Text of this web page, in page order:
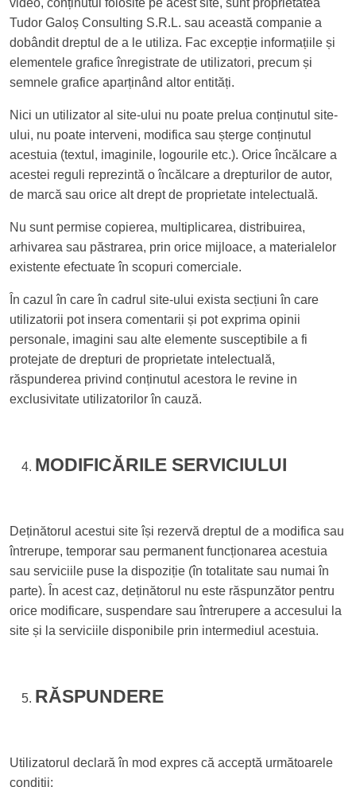
video, conținutul folosite pe acest site, sunt proprietatea
Tudor Galoș Consulting S.R.L. sau această companie a
dobândit dreptul de a le utiliza. Fac excepție informațiile și
elementele grafice înregistrate de utilizatori, precum și
semnele grafice aparținând altor entități.
Nici un utilizator al site-ului nu poate prelua conținutul site-
ului, nu poate interveni, modifica sau șterge conținutul
acestuia (textul, imaginile, logourile etc.). Orice încălcare a
acestei reguli reprezintă o încălcare a drepturilor de autor,
de marcă sau orice alt drept de proprietate intelectuală.
Nu sunt permise copierea, multiplicarea, distribuirea,
arhivarea sau păstrarea, prin orice mijloace, a materialelor
existente efectuate în scopuri comerciale.
În cazul în care în cadrul site-ului exista secțiuni în care
utilizatorii pot insera comentarii și pot exprima opinii
personale, imagini sau alte elemente susceptibile a fi
protejate de drepturi de proprietate intelectuală,
răspunderea privind conținutul acestora le revine in
exclusivitate utilizatorilor în cauză.
MODIFICĂRILE SERVICIULUI
Deținătorul acestui site își rezervă dreptul de a modifica sau
întrerupe, temporar sau permanent funcționarea acestuia
sau serviciile puse la dispoziție (în totalitate sau numai în
parte). În acest caz, deținătorul nu este răspunzător pentru
orice modificare, suspendare sau întrerupere a accesului la
site și la serviciile disponibile prin intermediul acestuia.
RĂSPUNDERE
Utilizatorul declară în mod expres că acceptă următoarele
condiții: